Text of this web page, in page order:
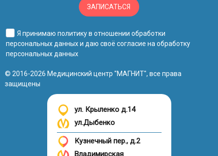
ЗАПИСАТЬСЯ
Я принимаю политику в отношении обработки
персональных данныхи даю своё согласие на обработку
персональных данных
© 2016-2026 Медицинский центр "МАГНИТ", все права
защищены
ул. Крыленко д.14
ул.Дыбенко
Кузнечный пер., д.2